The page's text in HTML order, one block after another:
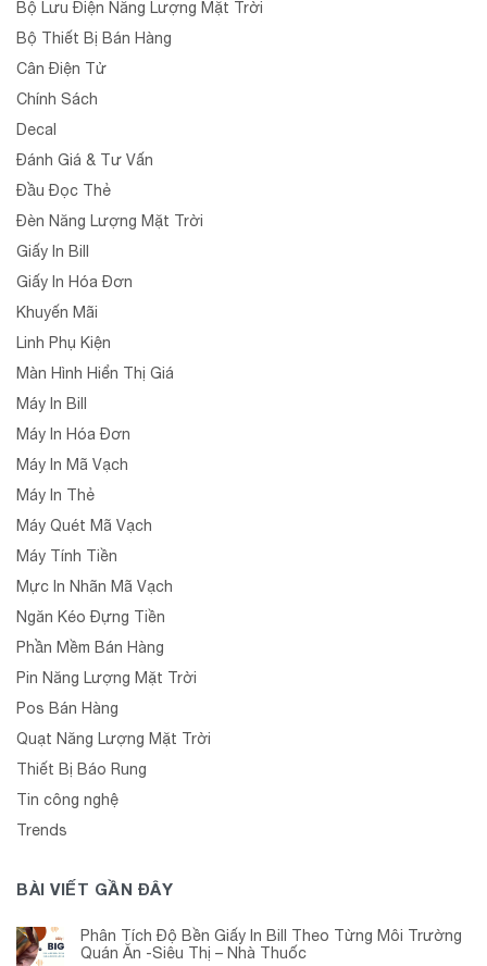
Bộ Lưu Điện Năng Lượng Mặt Trời
Bộ Thiết Bị Bán Hàng
Cân Điện Tử
Chính Sách
Decal
Đánh Giá & Tư Vấn
Đầu Đọc Thẻ
Đèn Năng Lượng Mặt Trời
Giấy In Bill
Giấy In Hóa Đơn
Khuyến Mãi
Linh Phụ Kiện
Màn Hình Hiển Thị Giá
Máy In Bill
Máy In Hóa Đơn
Máy In Mã Vạch
Máy In Thẻ
Máy Quét Mã Vạch
Máy Tính Tiền
Mực In Nhãn Mã Vạch
Ngăn Kéo Đựng Tiền
Phần Mềm Bán Hàng
Pin Năng Lượng Mặt Trời
Pos Bán Hàng
Quạt Năng Lượng Mặt Trời
Thiết Bị Báo Rung
Tin công nghệ
Trends
BÀI VIẾT GẦN ĐÂY
Phân Tích Độ Bền Giấy In Bill Theo Từng Môi Trường
Quán Ăn -Siêu Thị – Nhà Thuốc